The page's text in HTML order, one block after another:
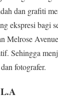
dan grafiti
ekspresi bagi
Melrose
Sehingga
fotografer.